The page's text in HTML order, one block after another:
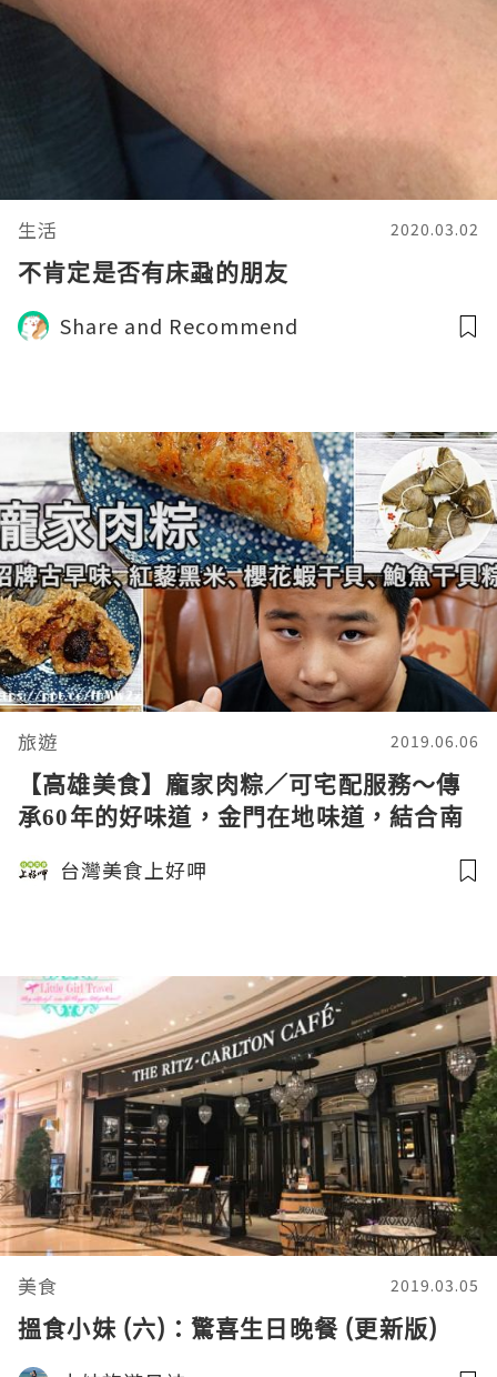
生活 2020.03.02
不肯定是否有床蝨的朋友
Share and Recommend
旅遊 2019.06.06
【高雄美食】龐家肉粽／可宅配服務～傳
承60年的好味道，金門在地味道，結合南
台灣美食上好呷
美食 2019.03.05
搵食小妹 (六)：驚喜生日晚餐 (更新版)